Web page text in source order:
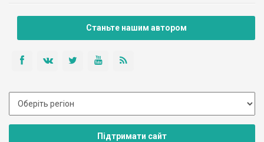
Станьте нашим автором
Підтримати сайт